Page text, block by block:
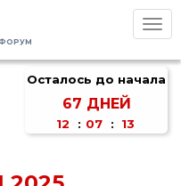
Осталось до начала
67 ДНЕЙ
12 : 07 : 13